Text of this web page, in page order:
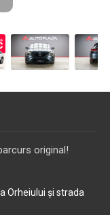
original!
Orheiului și strada